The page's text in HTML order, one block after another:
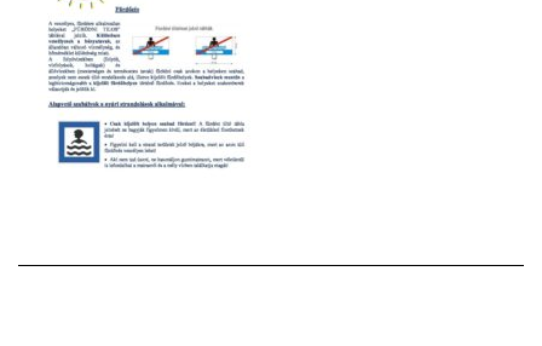
KÉPVISELŐ-TESTÜLET
VÁLASZTÁSI INFORMÁCIÓK
NEMZETISÉGI ÖNKORMÁNYZAT
PÁLYÁZATOK